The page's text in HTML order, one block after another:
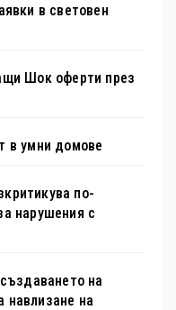
в световен
Шок оферти през
в умни домове
по-
нарушения с
на
навлизане на